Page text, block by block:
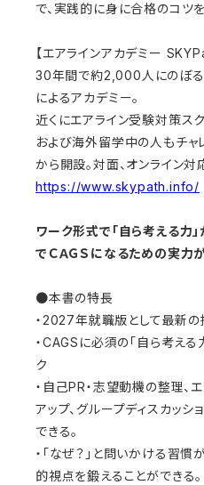
で、実践的に身に合格のコツ
【エアラインアカデミー
30年間で約2,000人にのぼる
によるアカデミー。
近くにエアライン受験対策ス
および海外留学中の人もチャ
から開設。対面、オンライン対
https://www.skypath.info/
ワーク形式で「自ら考える力
でＣＡＧＳになるための実力
●本書の特長
・2027年就職版として最新
・CAGSに必須の「自ら考え
ク
・自己PR・志望動機の整理、
アップ、グループディスカッ
できる。
・「なぜ？」と問いかける習
的視点を鍛えることができる。